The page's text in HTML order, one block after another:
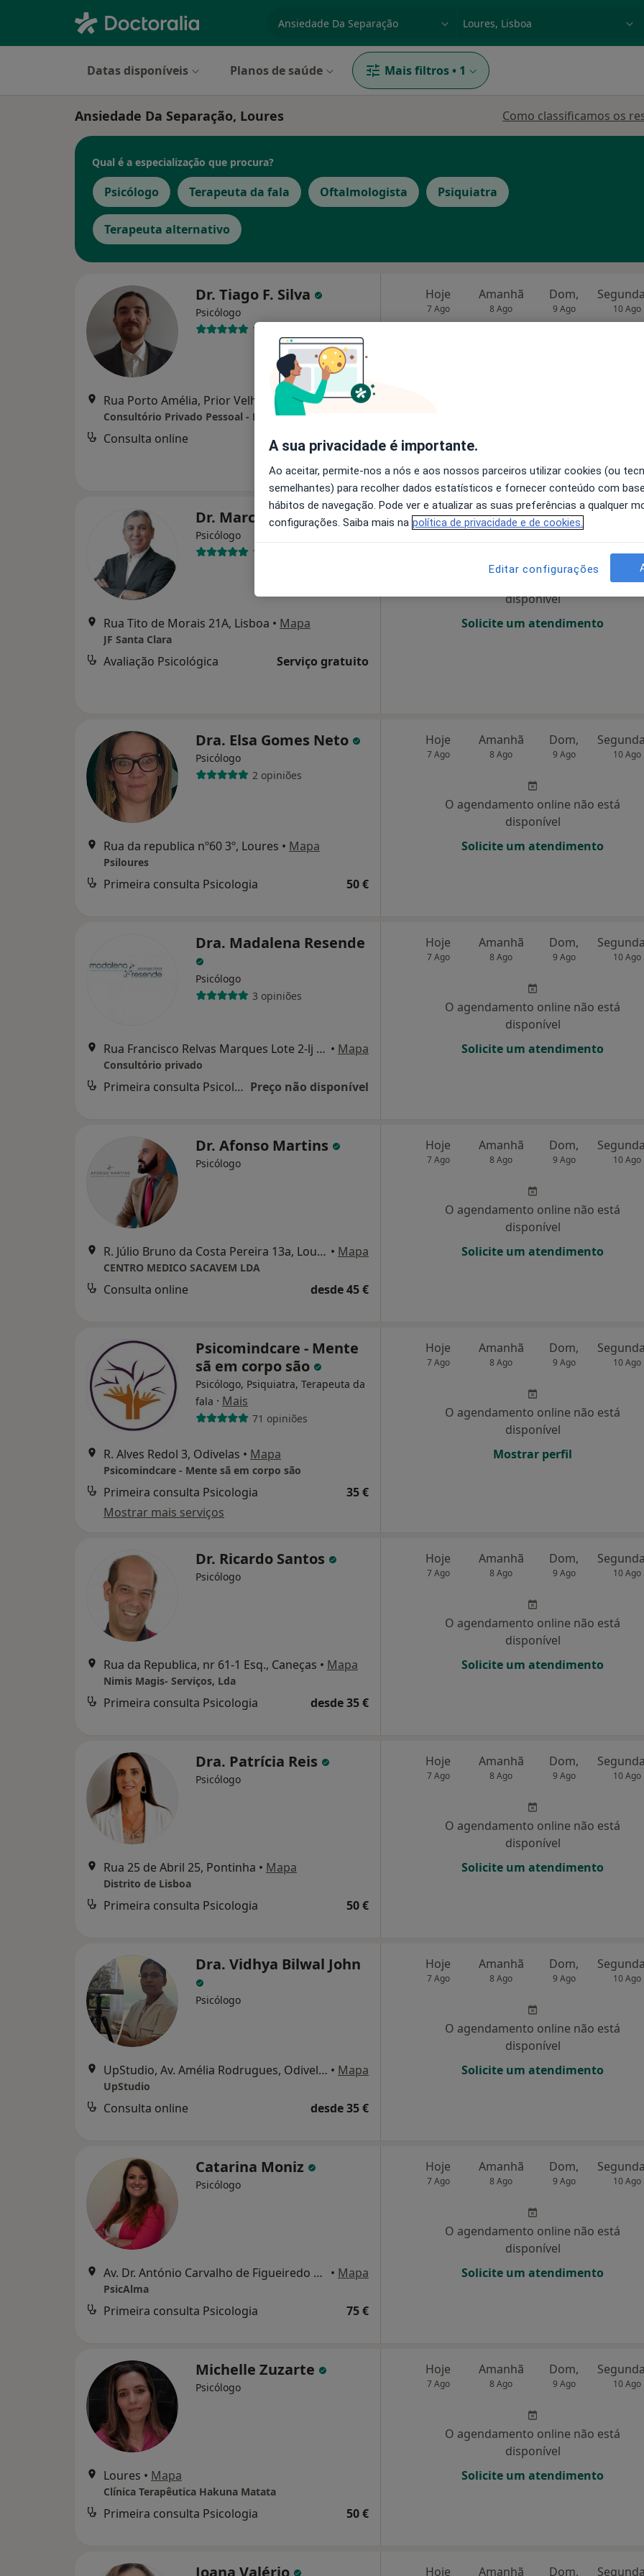
Datas disponíveis Planos de saúde Mais filtros • 1
Ansiedade Da Separação, Loures Como classificamos os
Qual é a especialização que procura?
Psicólogo Terapeuta da fala Oftalmologista Psiquiatra
Terapeuta alternativo
Dr. Tiago F. Silva
Psicólogo
15 opiniões
Rua Porto Amélia, Prior Velho Mapa
Consultório Privado Pessoal - Lisboa
Consulta online 50 €
Hoje
7 Ago
Amanhã
8 Ago
Dom,
9 Ago 10 Ago
Dr. Marco Oliveira
Psicólogo
11 opiniões
Rua Tito de Morais 21A, Lisboa • Mapa
JF Santa Clara
Avaliação Psicológica Serviço gratuito
Hoje
7 Ago
Amanhã
8 Ago
Dom,
9 Ago
O agendamento online não está
disponível
Solicite um atendimento
Dra. Elsa Gomes Neto
Psicólogo
2 opiniões
Rua da republica nº60 3º, Loures • Mapa
Psiloures
Primeira consulta Psicologia 50 €
Hoje
7 Ago
Amanhã
8 Ago
Dom,
9 Ago 10 Ago
O agendamento online não está
disponível
Solicite um atendimento
Dra. Madalena Resende
Psicólogo
3 opiniões
Rua Francisco Relvas Marques Lote 2-lj D 2675-218 Odivelas, Odivelas • Mapa
Consultório privado
Primeira consulta Psicologia Preço não disponível
Hoje
7 Ago
Amanhã
8 Ago
Dom,
9 Ago 10 Ago
O agendamento online não está
disponível
Solicite um atendimento
Dr. Afonso Martins
Psicólogo
R. Júlio Bruno da Costa Pereira 13a, Loures • Mapa
CENTRO MEDICO SACAVEM LDA
Consulta online desde 45 €
Hoje
7 Ago
Amanhã
8 Ago
Dom,
9 Ago 10 Ago
O agendamento online não está
disponível
Solicite um atendimento
Psicomindcare - Mente
sã em corpo são
Psicólogo, Psiquiatra, Terapeuta da
fala · Mais
71 opiniões
R. Alves Redol 3, Odivelas • Mapa
Psicomindcare - Mente sã em corpo são
Primeira consulta Psicologia
35 €
Mostrar mais serviços
Hoje
7 Ago
Amanhã
8 Ago
Dom,
9 Ago 10 Ago
O agendamento online não está
disponível
Mostrar perfil
Dr. Ricardo Santos
Psicólogo
Rua da Republica, nr 61-1 Esq., Caneças • Mapa
Nimis Magis- Serviços, Lda
Primeira consulta Psicologia desde 35 €
Hoje
7 Ago
Amanhã
8 Ago
Dom,
9 Ago 10 Ago
O agendamento online não está
disponível
Solicite um atendimento
Dra. Patrícia Reis
Psicólogo
Rua 25 de Abril 25, Pontinha • Mapa
Distrito de Lisboa
Primeira consulta Psicologia 50 €
Hoje
7 Ago
Amanhã
8 Ago
Dom,
9 Ago 10 Ago
O agendamento online não está
disponível
Solicite um atendimento
Dra. Vidhya Bilwal John
Psicólogo
UpStudio, Av. Amélia Rodrugues, Odivelas • Mapa
UpStudio
Consulta online desde 35 €
Hoje
7 Ago
Amanhã
8 Ago
Dom,
9 Ago 10 Ago
O agendamento online não está
disponível
Solicite um atendimento
Catarina Moniz
Psicólogo
Av. Dr. António Carvalho de Figueiredo 26B, Loures • Mapa
PsicAlma
Primeira consulta Psicologia 75 €
Hoje
7 Ago
Amanhã
8 Ago
Dom,
9 Ago 10 Ago
O agendamento online não está
disponível
Solicite um atendimento
Michelle Zuzarte
Psicólogo
Loures • Mapa
Clínica Terapêutica Hakuna Matata
Primeira consulta Psicologia 50 €
Hoje
7 Ago
Amanhã
8 Ago
Dom,
9 Ago 10 Ago
O agendamento online não está
disponível
Solicite um atendimento
Joana Valério Hoje Amanhã Dom,
A sua privacidade é importante.
Ao aceitar, permite-nos a nós e aos nossos parceiros utilizar cookies (ou
semelhantes) para recolher dados estatísticos e fornecer conteúdo com
hábitos de navegação. Pode ver e atualizar as suas preferências a qualquer
configurações. Saiba mais na política de privacidade e de cookies.
Editar configurações